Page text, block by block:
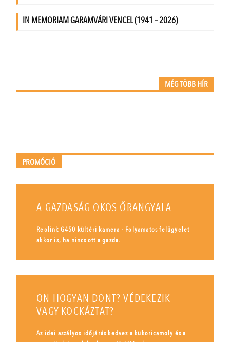
MÉG TÖBB HÍR
PROMÓCIÓ
A GAZDASÁG OKOS ŐRANGYALA
Reolink G450 kültéri kamera - Folyamatos felügyelet
akkor is, ha nincs ott a gazda.
ÖN HOGYAN DÖNT? VÉDEKEZIK
VAGY KOCKÁZTAT?
Az idei aszályos időjárás kedvez a kukoricamoly és a